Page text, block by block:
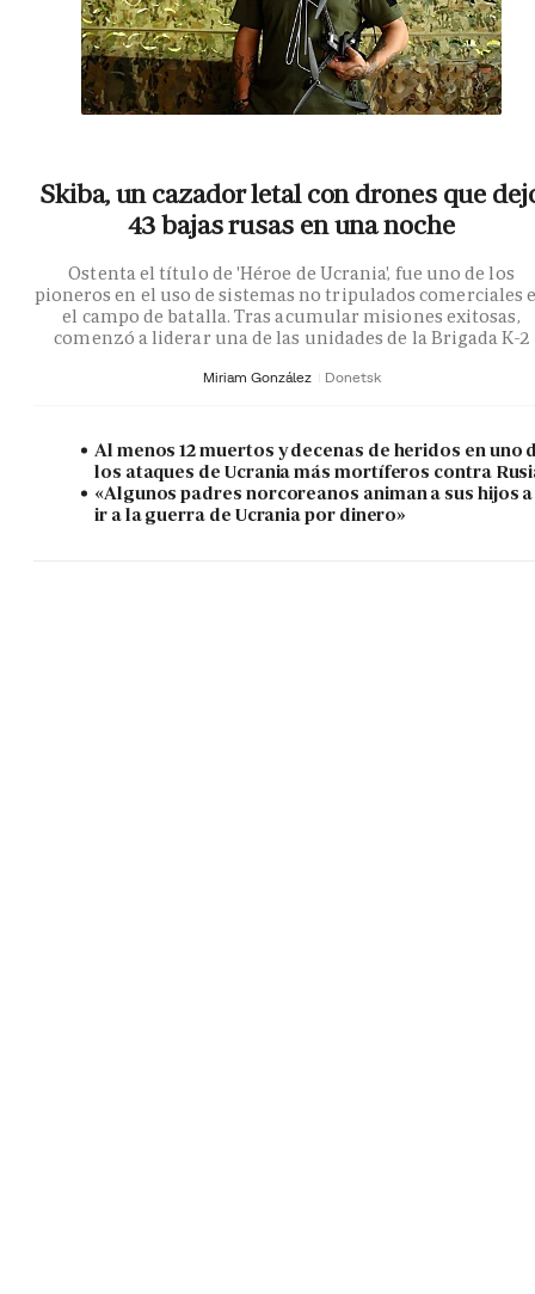
Skiba, un cazador letal con drones que
43 bajas rusas en una noche
Ostenta el título de 'Héroe de Ucrania', fue uno de los
pioneros en el uso de sistemas no tripulados comerciales
el campo de batalla. Tras acumular misiones exitosas,
comenzó a liderar una de las unidades de la Brigada K-2
Miriam González Donetsk
Al menos 12 muertos y decenas de heridos en uno
los ataques de Ucrania más mortíferos contra
«Algunos padres norcoreanos animan a sus hijos a
ir a la guerra de Ucrania por dinero»